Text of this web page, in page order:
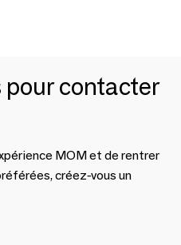
pour contacter
MOM et de rentrer
créez-vous un